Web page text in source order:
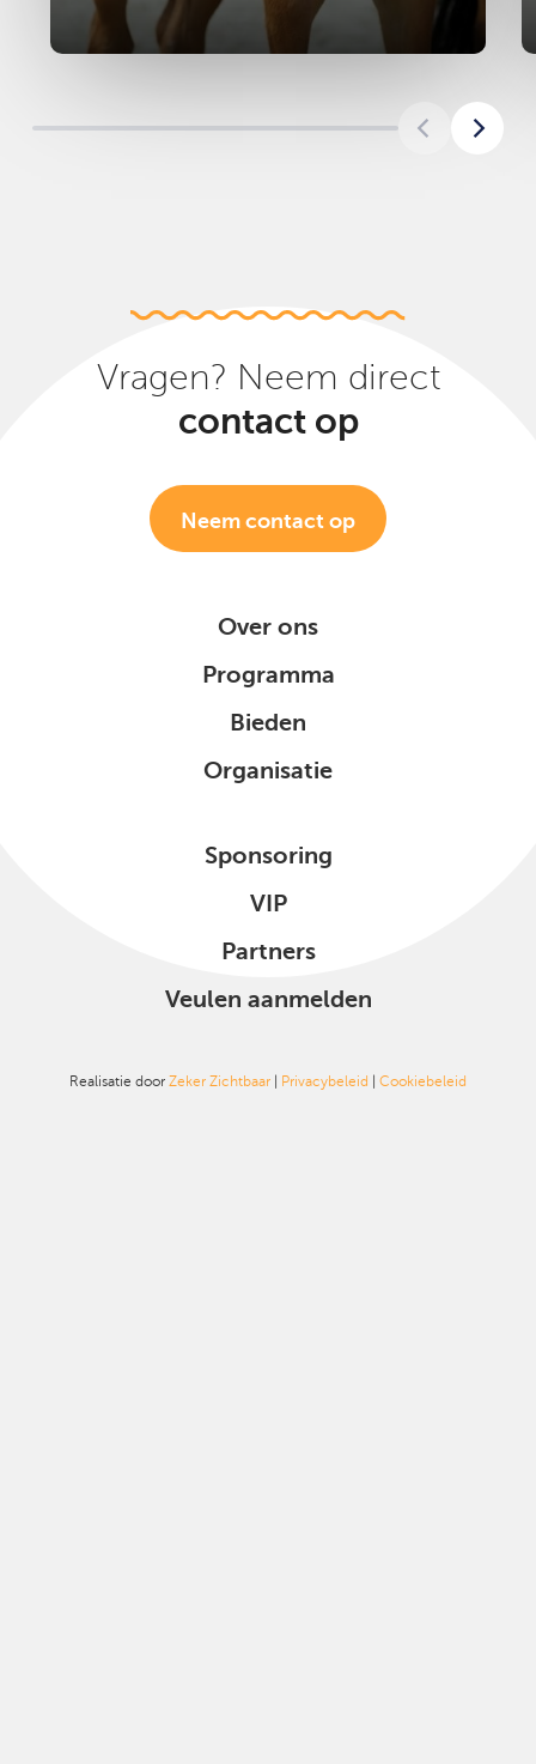
Vragen? Neem direct
contact op
Neem contact op
Over ons
Programma
Bieden
Organisatie
Sponsoring
VIP
Partners
Veulen aanmelden
Realisatie door Zeker Zichtbaar | Privacybeleid | Cookiebeleid